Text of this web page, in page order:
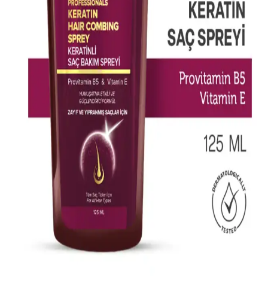
Arifoğlu Hint Yağı, %100 doğal, soğuk sıkım bitkisel içerik ile cilt
ve saç bakımında onarıcı ve nemlendirici etkiler sağlar, hijyenik
damlalıkla kullanım kolaylığı sunar.
Akınca Küllü Gri Saç Rengi: Modern ve Şık Bir
Görünüm İçin Bilmeniz Gerekenler
Akınca küllü gri saç rengi, doğal ve soğuk tonlarıyla modern bir
görünüm sağlar. Bakım ve uygulama ipuçlarıyla saçlarınızda şıklık
ve sağlık yakalayın.
2023 Yılında Boyalı Saçlar İçin En İyi Şampuan
Seçenekleri ve Bakım İpuçları
2023 yılında piyasaya çıkan renk koruyucu şampuanlar, saç rengini
uzun süre muhafaza ederken saç sağlığını destekler. Doğru ürün
seçimi ve düzenli bakım ile parlak ve sağlıklı saçlar.
Laventin Keratinli Bakım Spreyi ile Yıpranmış
Saçlarınızı Güçlendirin ve Canlandırın